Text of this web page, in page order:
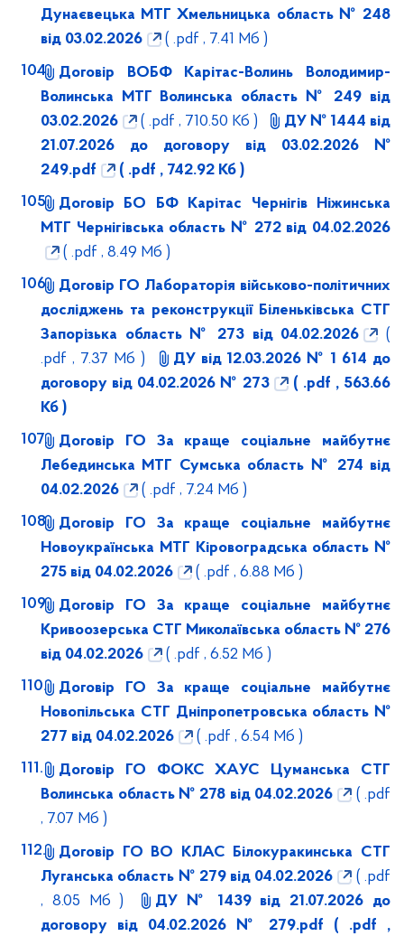
Дунаєвецька МТГ Хмельницька область № 248
від 03.02.2026
( .pdf , 7.41 Мб )
Договір ВОБФ Карітас-Волинь Володимир-
Волинська МТГ Волинська область № 249 від
03.02.2026
( .pdf , 710.50 Кб )
ДУ № 1444 від
21.07.2026 до договору від 03.02.2026 №
249.pdf
( .pdf , 742.92 Кб )
Договір БО БФ Карітас Чернігів Ніжинська
МТГ Чернігівська область № 272 від 04.02.2026
( .pdf , 8.49 Мб )
Договір ГО Лабораторія військово-політичних
досліджень та реконструкції Біленьківська СТГ
Запорізька область № 273 від 04.02.2026
(
.pdf , 7.37 Мб )
ДУ від 12.03.2026 № 1 614 до
договору від 04.02.2026 № 273
( .pdf , 563.66
Кб )
Договір ГО За краще соціальне майбутнє
Лебединська МТГ Сумська область № 274 від
04.02.2026
( .pdf , 7.24 Мб )
Договір ГО За краще соціальне майбутнє
Новоукраїнська МТГ Кіровоградська область №
275 від 04.02.2026
( .pdf , 6.88 Мб )
Договір ГО За краще соціальне майбутнє
Кривоозерська СТГ Миколаївська область № 276
від 04.02.2026
( .pdf , 6.52 Мб )
Договір ГО За краще соціальне майбутнє
Новопільська СТГ Дніпропетровська область №
277 від 04.02.2026
( .pdf , 6.54 Мб )
Договір ГО ФОКС ХАУС Цуманська СТГ
Волинська область № 278 від 04.02.2026
( .pdf
, 7.07 Мб )
Договір ГО ВО КЛАС Білокуракинська СТГ
Луганська область № 279 від 04.02.2026
( .pdf
, 8.05 Мб )
ДУ № 1439 від 21.07.2026 до
договору від 04.02.2026 № 279.pdf ( .pdf ,